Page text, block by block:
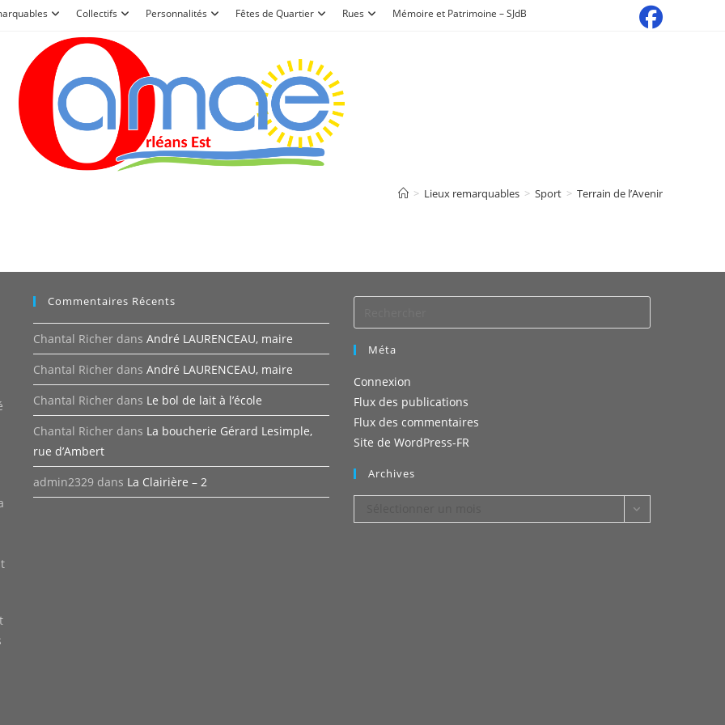
Collectifs Personnalités Fêtes de Quartier Rues Mémoire et Patrimoine – SJdB
> Lieux remarquables > Sport > Terrain de l’Avenir
Commentaires Récents
Chantal Richerdans André LAURENCEAU, maire
Chantal Richerdans André LAURENCEAU, maire
Chantal Richerdans Le bol de lait à l’école
Chantal Richerdans La boucherie Gérard Lesimple,
rue d’Ambert
admin2329 dans La Clairière – 2
Méta
Connexion
Flux des publications
Flux des commentaires
Site de WordPress-FR
Archives